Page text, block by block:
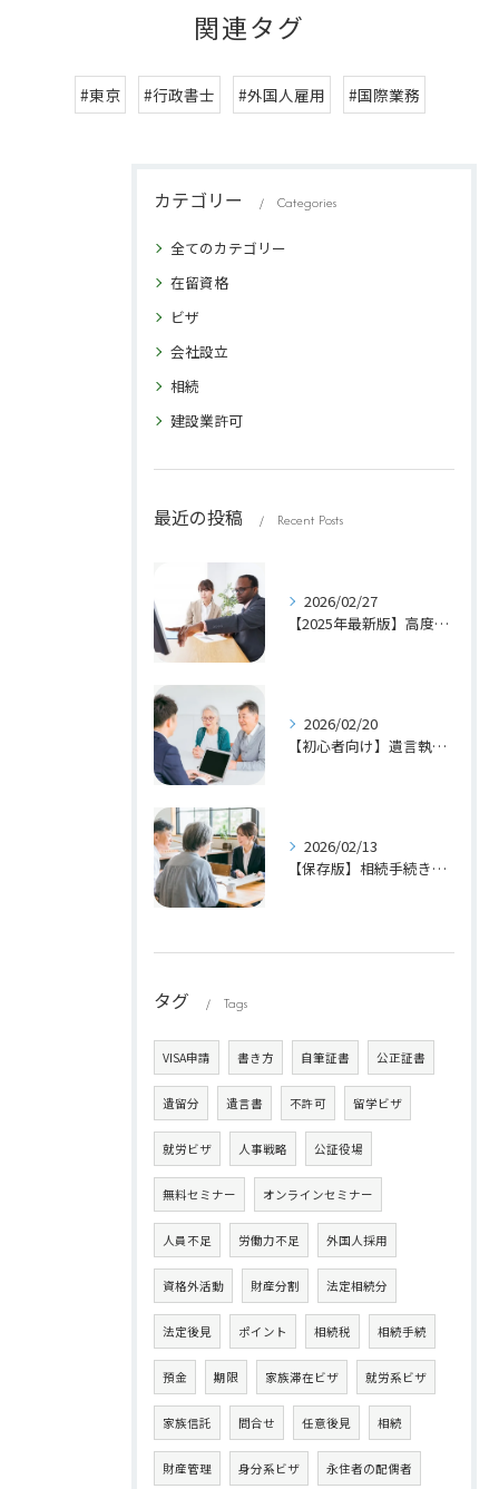
関連タグ
#東京 #行政書士 #外国人雇用 #国際業務
カテゴリー Categories
全てのカテゴリー
在留資格
ビザ
会社設立
相続
建設業許可
最近の投稿 Recent Posts
2026/02/27
【2025年最新版】高度専門職ビザの条件・ポイント計算・メリットを徹底解説
2026/02/20
【初心者向け】遺言執行者とは？役割・選任方法・注意点をわかりやすく解説
2026/02/13
【保存版】相続手続きの3つの期限(3か月・4か月・10か月)とやるべき手続き一覧
タグ Tags
VISA申請 書き方 自筆証書 公正証書
遺留分 遺言書 不許可 留学ビザ
就労ビザ 人事戦略 公証役場
無料セミナー オンラインセミナー
人員不足 労働力不足 外国人採用
資格外活動 財産分割 法定相続分
法定後見 ポイント 相続税 相続手続
預金 期限 家族滞在ビザ 就労系ビザ
家族信託 問合せ 任意後見 相続
財産管理 身分系ビザ 永住者の配偶者